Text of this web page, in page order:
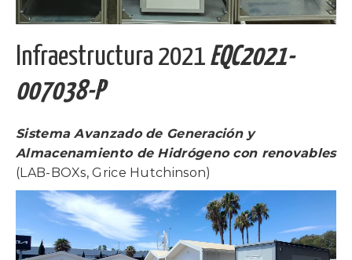
Infraestructura 2021 EQC2021-
007038-P
Sistema Avanzado de Generación y
Almacenamiento de Hidrógeno con renovables
(LAB-BOXs, Grice Hutchinson)